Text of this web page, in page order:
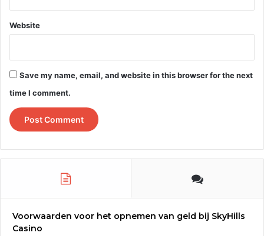
Website
Save my name, email, and website in this browser for the next
time I comment.
Voorwaarden voor het opnemen van geld bij SkyHills
Casino